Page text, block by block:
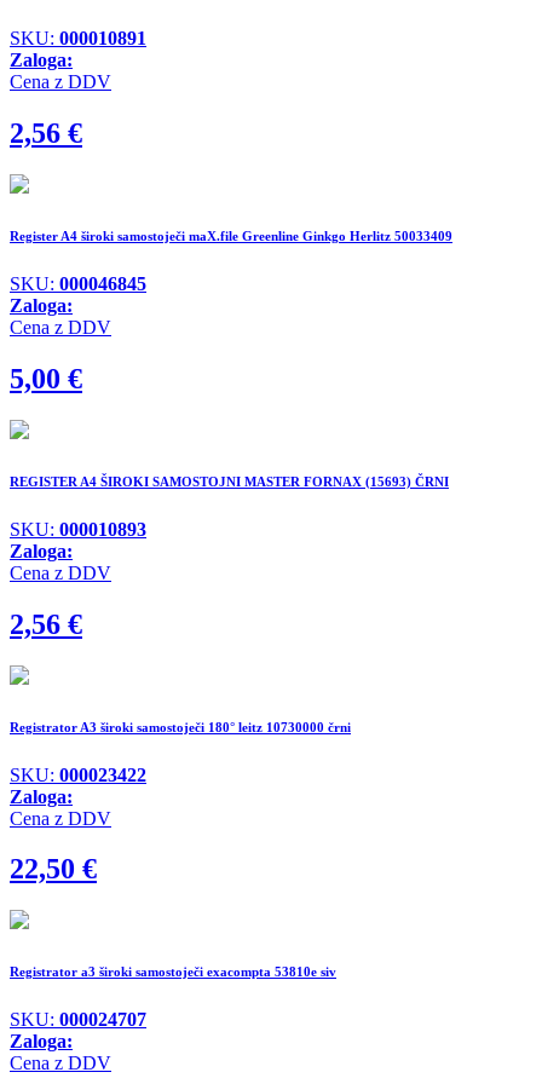
SKU: 000010891
Zaloga:
Cena z DDV
2,56 €
Register A4 široki samostoječi maX.file Greenline Ginkgo Herlitz 50033409
SKU: 000046845
Zaloga:
Cena z DDV
5,00 €
REGISTER A4 ŠIROKI SAMOSTOJNI MASTER FORNAX (15693) ČRNI
SKU: 000010893
Zaloga:
Cena z DDV
2,56 €
Registrator A3 široki samostoječi 180° leitz 10730000 črni
SKU: 000023422
Zaloga:
Cena z DDV
22,50 €
Registrator a3 široki samostoječi exacompta 53810e siv
SKU: 000024707
Zaloga:
Cena z DDV